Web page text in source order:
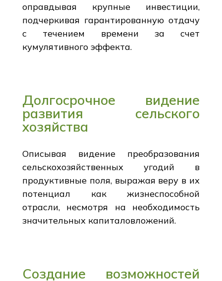
оправдывая крупные инвестиции,
подчеркивая гарантированную отдачу
с течением времени за счет
кумулятивного эффекта.
Долгосрочное видение
развития сельского
хозяйства
Описывая видение преобразования
сельскохозяйственных угодий в
продуктивные поля, выражая веру в их
потенциал как жизнеспособной
отрасли, несмотря на необходимость
значительных капиталовложений.
Создание возможностей